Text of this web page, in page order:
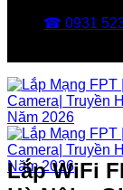
☎ 0931
Lắp WiFi